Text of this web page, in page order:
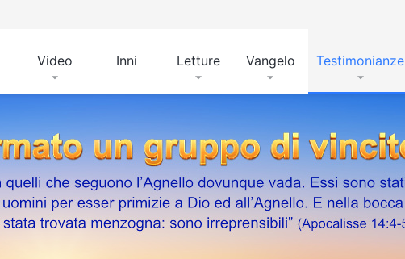
Video Inni Letture Vangelo Testimonianze